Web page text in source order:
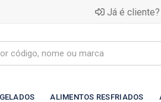
Já é
ALIMENTOS RESFRIADOS